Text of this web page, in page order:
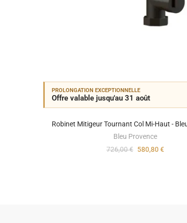
PROLONGATION EXCEPTIONNELLE
Offre valable jusqu'au 31 août
Robinet Mitigeur Tournant Col Mi-Haut -
Bleu Provence
726,00 € 580,80 €